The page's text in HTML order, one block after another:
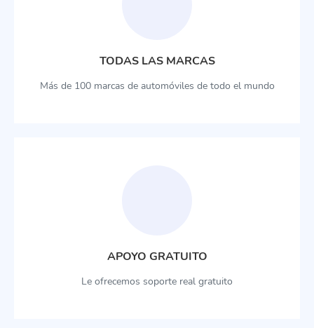
TODAS LAS MARCAS
Más de 100 marcas de automóviles de todo el mundo
APOYO GRATUITO
Le ofrecemos soporte real gratuito